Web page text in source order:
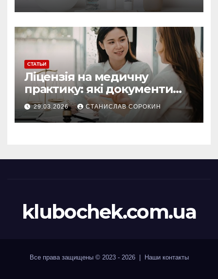
СТАТЬИ
Ліцензія на медичну
практику: які документи
потрібні у 2026 році
29.03.2026 СТАНИСЛАВ СОРОКИН
klubochek.com.ua
Все права защищены © 2023 - 2026 | Наши контакты